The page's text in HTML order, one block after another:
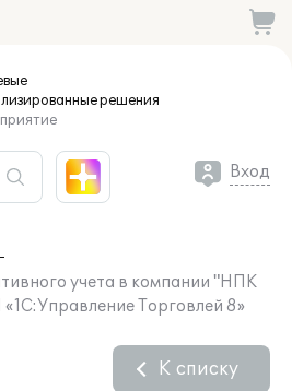
решения
Вход
учета в компании "НПК
Торговлей 8»
К списку